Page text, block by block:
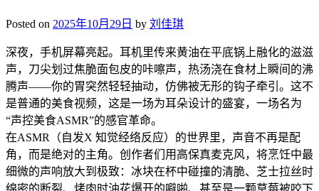
Posted on 2025年10月29日 by 刘佳琪
深夜，手机屏幕亮起。耳机里传来黄油在平底锅上融化的滋滋
声，刀尖划过焦脆面包皮的咔嚓声，热汤浇在食材上瞬间的沸
腾声——你的胃突然轻轻抽动，仿佛被无形的钩子牵引。这不
是普通的美食视频，这是一场为耳朵设计的盛宴，一场名为
“声控美食ASMR”的感官革命。
在ASMR（自发X 知觉经络反应）的世界里，声音不再是配
角，而是绝对的主角。创作者们用高保真麦克风，将烹饪中最
细微的声响放大到极致：冰块在杯中碰撞的清脆、芝士拉丝时
绵密的断裂、烤肉时油花爆开的噼啪、甚至是一颗草莓被咬下